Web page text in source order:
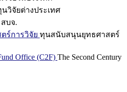
วิจัยต่างประเทศ
บจ.
ร์การวิจัย ทุนสนับสนุนยุทธศาสตร์
Office (C2F) The Second Century